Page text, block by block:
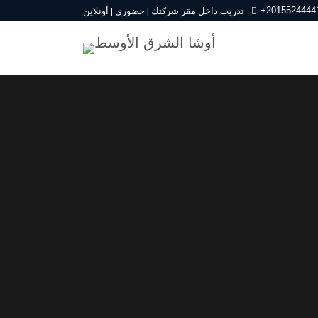
تدريب داخل مقر شركتك | حضوري | أونلاين